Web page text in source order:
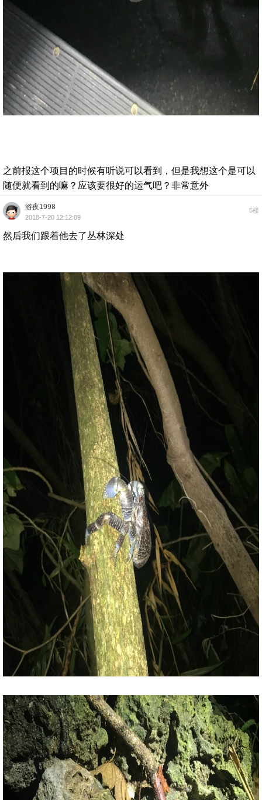
之前报这个项目的时候有听说可以看到，但是我想这个是可以
随便就看到的嘛？应该要很好的运气吧？非常意外
游夜1998
2018-7-20 12:12:09
5楼
然后我们跟着他去了丛林深处